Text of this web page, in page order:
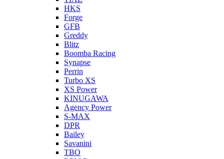
HKS
Forge
GFB
Greddy
Blitz
Boomba Racing
Synapse
Perrin
Turbo XS
XS Power
KINUGAWA
Agency Power
S-MAX
DPR
Bailey
Savanini
TBO